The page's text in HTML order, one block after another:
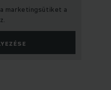
marketingsütiket a